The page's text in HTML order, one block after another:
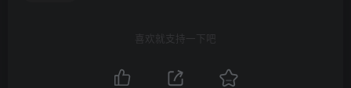
喜欢就支持一下吧